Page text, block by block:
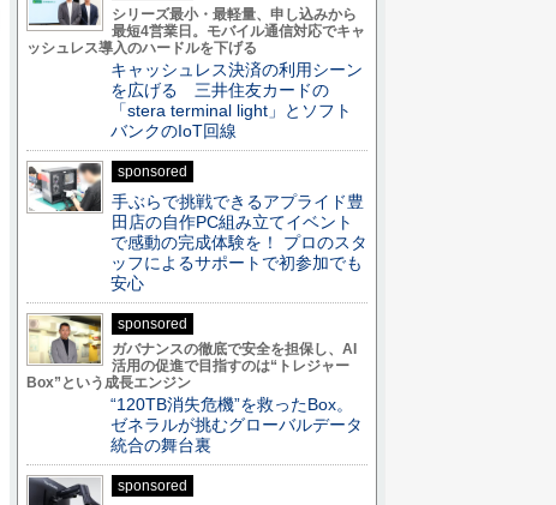
シリーズ最小・最軽量、申し込みから
最短4営業日。モバイル通信対応でキャ
ッシュレス導入のハードルを下げる
キャッシュレス決済の利用シーン
を広げる 三井住友カードの
「stera terminal light」とソフト
バンクのIoT回線
sponsored
手ぶらで挑戦できるアプライド豊
田店の自作PC組み立てイベント
で感動の完成体験を！ プロのスタ
ッフによるサポートで初参加でも
安心
sponsored
ガバナンスの徹底で安全を担保し、AI
活用の促進で目指すのは“トレジャー
Box”という成長エンジン
“120TB消失危機”を救ったBox。
ゼネラルが挑むグローバルデータ
統合の舞台裏
sponsored